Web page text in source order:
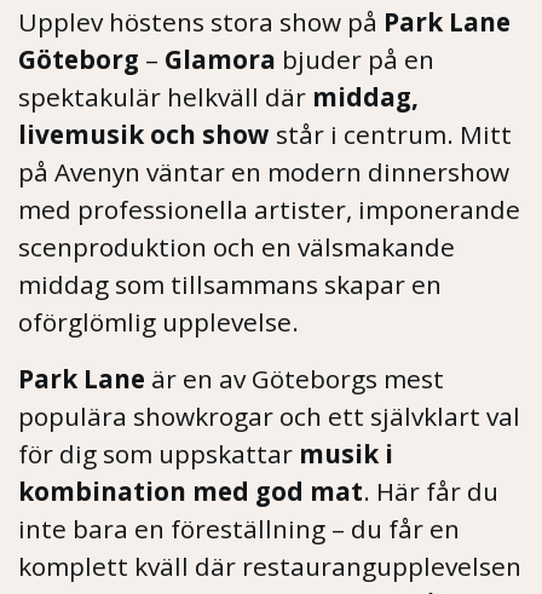
Upplev höstens stora show på Park Lane
Göteborg – Glamora bjuder på en
spektakulär helkväll där middag,
livemusik och show står i centrum. Mitt
på Avenyn väntar en modern dinnershow
med professionella artister, imponerande
scenproduktion och en välsmakande
middag som tillsammans skapar en
oförglömlig upplevelse.
Park Lane är en av Göteborgs mest
populära showkrogar och ett självklart val
för dig som uppskattar musik i
kombination med god mat. Här får du
inte bara en föreställning – du får en
komplett kväll där restaurangupplevelsen